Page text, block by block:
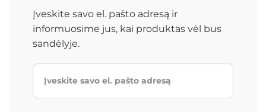
Įveskite savo el. pašto adresą ir
informuosime jus, kai produktas vėl bus
sandėlyje.